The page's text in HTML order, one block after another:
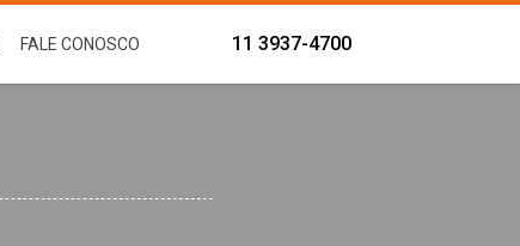
FALE CONOSCO 11 3937-4700